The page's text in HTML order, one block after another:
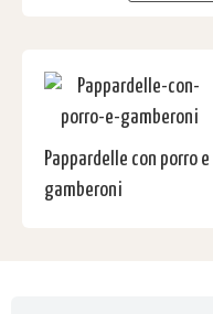
Pappardelle con porro e
gamberoni